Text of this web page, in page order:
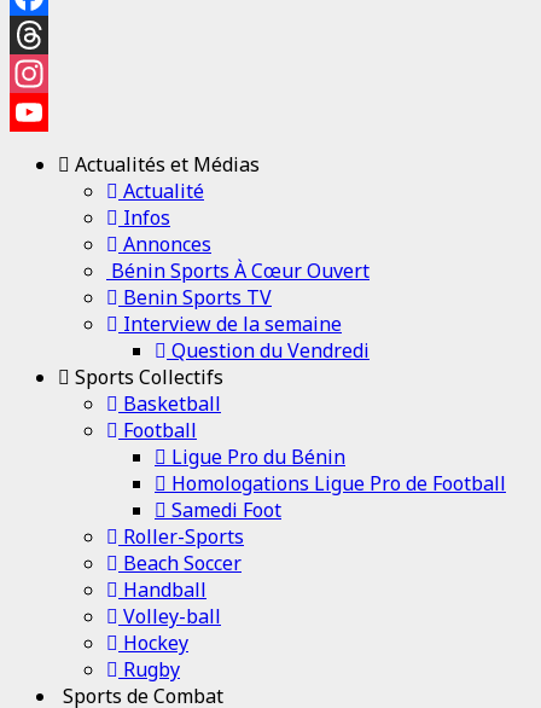
Facebook
Threads
Instagram
YouTube
Channel
Actualités et Médias
Actualité
Infos
Annonces
Bénin Sports À Cœur Ouvert
Benin Sports TV
Interview de la semaine
Question du Vendredi
Sports Collectifs
Basketball
Football
Ligue Pro du Bénin
Homologations Ligue Pro de Football
Samedi Foot
Roller-Sports
Beach Soccer
Handball
Volley-ball
Hockey
Rugby
Sports de Combat